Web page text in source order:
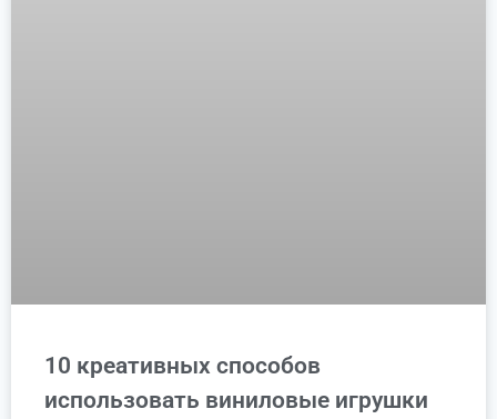
10 креативных способов
использовать виниловые игрушки